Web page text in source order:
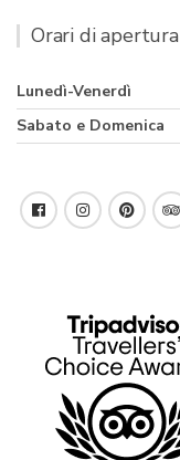
Orari di apertura
Lunedì-Venerdì
Sabato e Domenica